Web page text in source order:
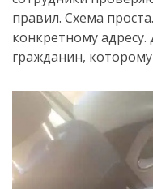
правил. Схема
конкретному
гражданин,